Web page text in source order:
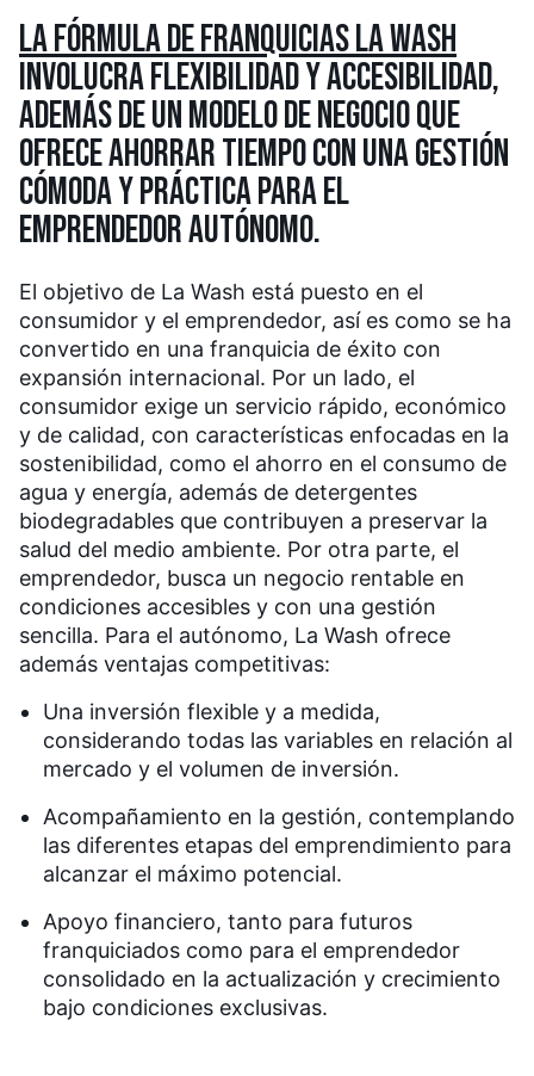
LA FÓRMULA DE FRANQUICIAS LA WASH
INVOLUCRA FLEXIBILIDAD Y ACCESIBILIDAD,
ADEMÁS DE UN MODELO DE NEGOCIO QUE
OFRECE AHORRAR TIEMPO CON UNA GESTIÓN
CÓMODA Y PRÁCTICA PARA EL
EMPRENDEDOR AUTÓNOMO.
El objetivo de La Wash está puesto en el
consumidor y el emprendedor, así es como se ha
convertido en una franquicia de éxito con
expansión internacional. Por un lado, el
consumidor exige un servicio rápido, económico
y de calidad, con características enfocadas en la
sostenibilidad, como el ahorro en el consumo de
agua y energía, además de detergentes
biodegradables que contribuyen a preservar la
salud del medio ambiente. Por otra parte, el
emprendedor, busca un negocio rentable en
condiciones accesibles y con una gestión
sencilla. Para el autónomo, La Wash ofrece
además ventajas competitivas:
Una inversión flexible y a medida,
considerando todas las variables en relación al
mercado y el volumen de inversión.
Acompañamiento en la gestión, contemplando
las diferentes etapas del emprendimiento para
alcanzar el máximo potencial.
Apoyo financiero, tanto para futuros
franquiciados como para el emprendedor
consolidado en la actualización y crecimiento
bajo condiciones exclusivas.